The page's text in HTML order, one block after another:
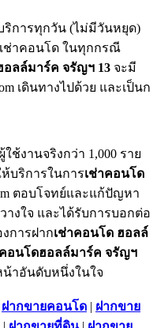
ริการทุกวัน (ไม่มีวันหยุด)
ช่าคอนโด ในทุกกรณี
อลล์มาร์ค จรัญฯ 13 จะมี
เดินทางไปด้วย และเป็นก
งานจริงกว่า 1,000 ราย
บริการในการเช่าคอนโด
ตอบโจทย์และแก้ปัญหา
างใจ และได้รับการบอกต่อ
การฝากเช่าคอนโด ฮอลล์
คอนโดฮอลล์มาร์ค จรัญฯ
น้าอันดับหนึ่งในใจ
ฝากขายคอนโด | ฝากขาย